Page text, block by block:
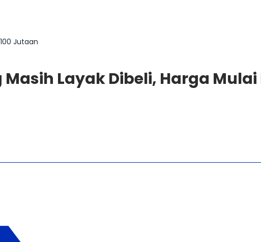
Jutaan
Masih Layak Dibeli, Harga